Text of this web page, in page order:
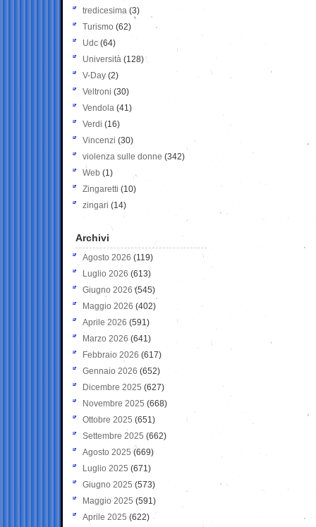
tredicesima (3)
Turismo (62)
Udc (64)
Università (128)
V-Day (2)
Veltroni (30)
Vendola (41)
Verdi (16)
Vincenzi (30)
violenza sulle donne (342)
Web (1)
Zingaretti (10)
zingari (14)
Archivi
Agosto 2026 (119)
Luglio 2026 (613)
Giugno 2026 (545)
Maggio 2026 (402)
Aprile 2026 (591)
Marzo 2026 (641)
Febbraio 2026 (617)
Gennaio 2026 (652)
Dicembre 2025 (627)
Novembre 2025 (668)
Ottobre 2025 (651)
Settembre 2025 (662)
Agosto 2025 (669)
Luglio 2025 (671)
Giugno 2025 (573)
Maggio 2025 (591)
Aprile 2025 (622)